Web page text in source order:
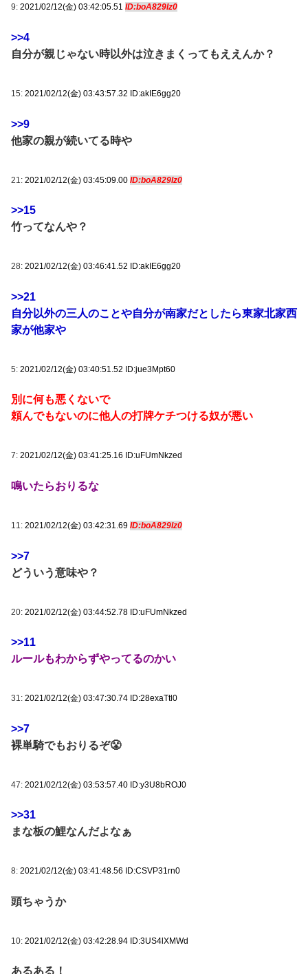
9: 2021/02/12(金) 03:42:05.51 ID:boA829Iz0
>>4
自分が親じゃない時以外は泣きまくってもええんか？
15: 2021/02/12(金) 03:43:57.32 ID:akIE6gg20
>>9
他家の親が続いてる時や
21: 2021/02/12(金) 03:45:09.00 ID:boA829Iz0
>>15
竹ってなんや？
28: 2021/02/12(金) 03:46:41.52 ID:akIE6gg20
>>21
自分以外の三人のことや自分が南家だとしたら東家北家西
家が他家や
5: 2021/02/12(金) 03:40:51.52 ID:jue3Mpt60
別に何も悪くないで
頼んでもないのに他人の打牌ケチつける奴が悪い
7: 2021/02/12(金) 03:41:25.16 ID:uFUmNkzed
鳴いたらおりるな
11: 2021/02/12(金) 03:42:31.69 ID:boA829Iz0
>>7
どういう意味や？
20: 2021/02/12(金) 03:44:52.78 ID:uFUmNkzed
>>11
ルールもわからずやってるのかい
31: 2021/02/12(金) 03:47:30.74 ID:28exaTtl0
>>7
裸単騎でもおりるぞ😤
47: 2021/02/12(金) 03:53:57.40 ID:y3U8bROJ0
>>31
まな板の鯉なんだよなぁ
8: 2021/02/12(金) 03:41:48.56 ID:CSVP31rn0
頭ちゃうか
10: 2021/02/12(金) 03:42:28.94 ID:3US4lXMWd
あるある！